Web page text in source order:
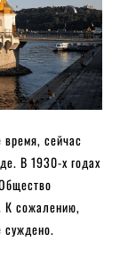
сейчас
В 1930-х годах
К сожалению,
суждено.